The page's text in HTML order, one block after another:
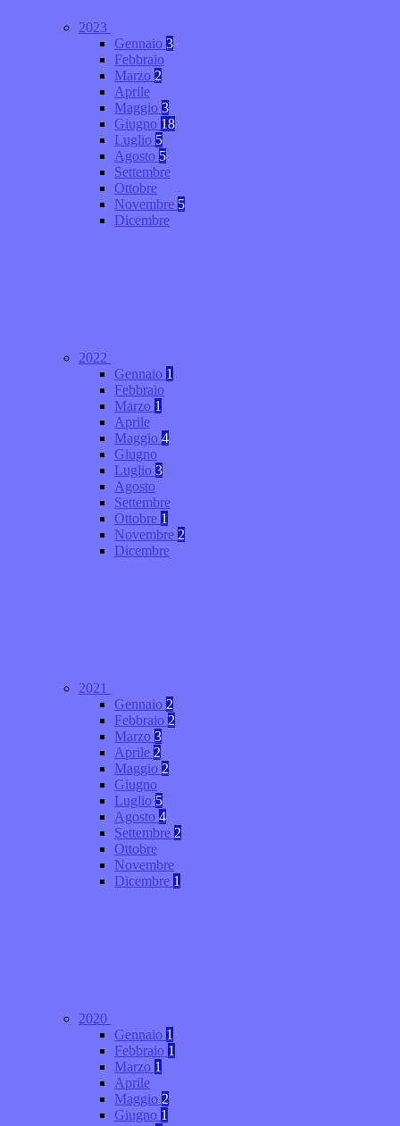
2023
Gennaio 3
Febbraio
Marzo 2
Aprile
Maggio 3
Giugno 18
Luglio 5
Agosto 5
Settembre
Ottobre
Novembre 5
Dicembre
2022
Gennaio 1
Febbraio
Marzo 1
Aprile
Maggio 4
Giugno
Luglio 3
Agosto
Settembre
Ottobre 1
Novembre 2
Dicembre
2021
Gennaio 2
Febbraio 2
Marzo 3
Aprile 2
Maggio 2
Giugno
Luglio 5
Agosto 4
Settembre 2
Ottobre
Novembre
Dicembre 1
2020
Gennaio 1
Febbraio 1
Marzo 1
Aprile
Maggio 2
Giugno 1